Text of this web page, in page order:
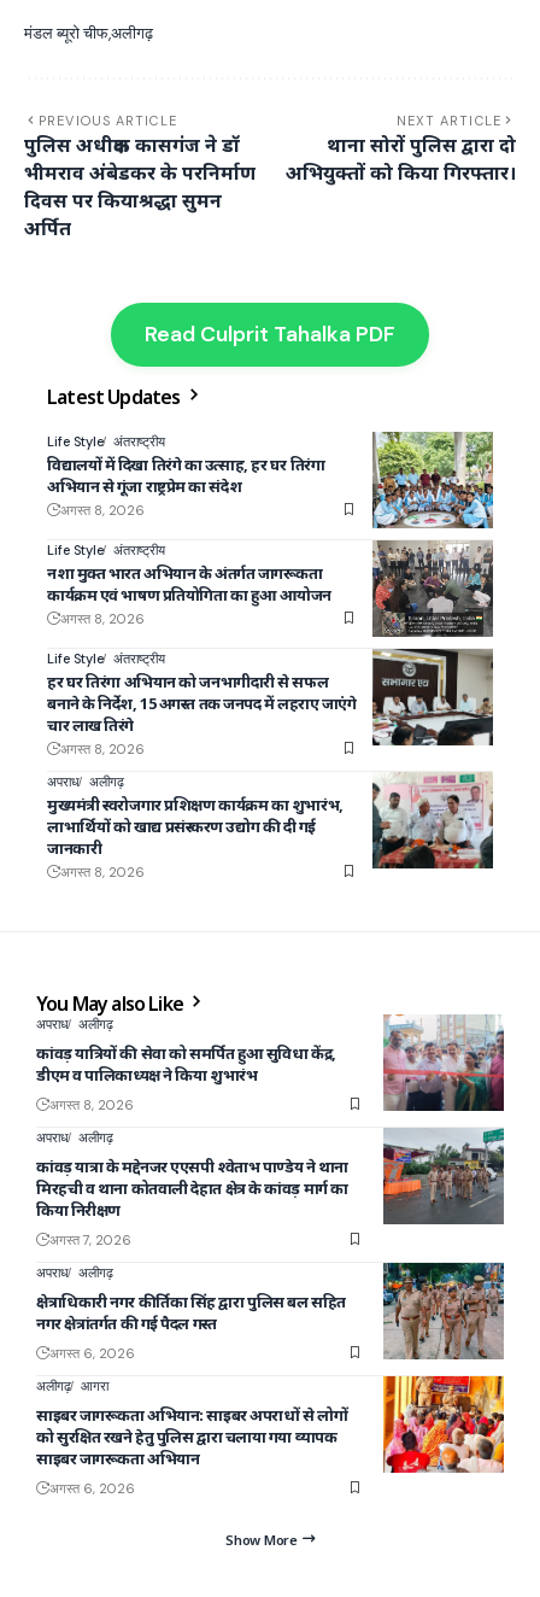
मंडल ब्यूरो चीफ,अलीगढ़
PREVIOUS ARTICLE
पुलिस अधीक्षक कासगंज ने डॉ
भीमराव अंबेडकर के परनिर्माण
दिवस पर कियाश्रद्धा सुमन
अर्पित
NEXT ARTICLE
थाना सोरों पुलिस द्वारा दो
अभियुक्तों को किया गिरफ्तार।
Read Culprit Tahalka PDF
Latest Updates
Life Style अंतराष्ट्रीय
विद्यालयों में दिखा तिरंगे का उत्साह, हर घर तिरंगा
अभियान से गूंजा राष्ट्रप्रेम का संदेश
अगस्त 8, 2026
Life Style अंतराष्ट्रीय
नशा मुक्त भारत अभियान के अंतर्गत जागरूकता
कार्यक्रम एवं भाषण प्रतियोगिता का हुआ आयोजन
अगस्त 8, 2026
Life Style अंतराष्ट्रीय
हर घर तिरंगा अभियान को जनभागीदारी से सफल
बनाने के निर्देश, 15 अगस्त तक जनपद में लहराए जाएंगे
चार लाख तिरंगे
अगस्त 8, 2026
अपराध अलीगढ़
मुख्यमंत्री स्वरोजगार प्रशिक्षण कार्यक्रम का शुभारंभ,
लाभार्थियों को खाद्य प्रसंस्करण उद्योग की दी गई
जानकारी
अगस्त 8, 2026
You May also Like
अपराध अलीगढ़
कांवड़ यात्रियों की सेवा को समर्पित हुआ सुविधा केंद्र,
डीएम व पालिकाध्यक्ष ने किया शुभारंभ
अगस्त 8, 2026
अपराध अलीगढ़
कांवड़ यात्रा के मद्देनजर एएसपी श्वेताभ पाण्डेय ने थाना
मिरहची व थाना कोतवाली देहात क्षेत्र के कांवड़ मार्ग का
किया निरीक्षण
अगस्त 7, 2026
अपराध अलीगढ़
क्षेत्राधिकारी नगर कीर्तिका सिंह द्वारा पुलिस बल सहित
नगर क्षेत्रांतर्गत की गई पैदल गस्त
अगस्त 6, 2026
अलीगढ़ आगरा
साइबर जागरूकता अभियान: साइबर अपराधों से लोगों
को सुरक्षित रखने हेतु पुलिस द्वारा चलाया गया व्यापक
साइबर जागरूकता अभियान
अगस्त 6, 2026
Show More